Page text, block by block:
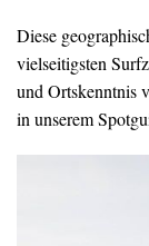
Diese
vielseitigsten
und Ortskenntnis
in unserem